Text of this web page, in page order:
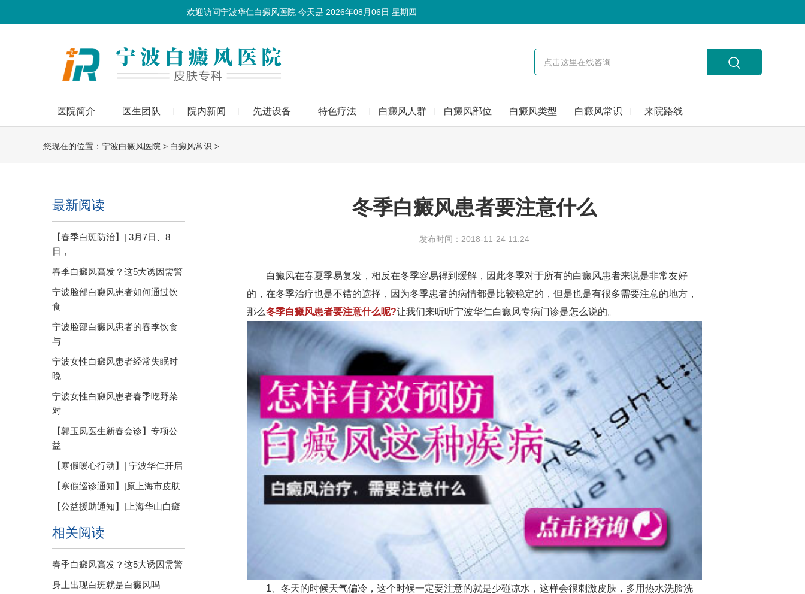
欢迎访问宁波华仁白癜风医院 今天是 2026年08月06日 星期四
医院简介 医生团队 院内新闻 先进设备 特色疗法 白癜风人群 白癜风部位 白癜风类型 白癜风常识 来院路线
您现在的位置： 宁波白癜风医院 > 白癜风常识 >
最新阅读
【春季白斑防治】| 3月7日、8
日，
春季白癜风高发？这5大诱因需警
宁波脸部白癜风患者如何通过饮
食
宁波脸部白癜风患者的春季饮食
与
宁波女性白癜风患者经常失眠时
晚
宁波女性白癜风患者春季吃野菜
对
【郭玉凤医生新春会诊】专项公
益
【寒假暖心行动】| 宁波华仁开启
【寒假巡诊通知】|原上海市皮肤
【公益援助通知】|上海华山白癜
相关阅读
春季白癜风高发？这5大诱因需警
身上出现白斑就是白癜风吗
冬季白癜风患者要注意什么
发布时间：2018-11-24 11:24
白癜风在春夏季易复发，相反在冬季容易得到缓解，因此冬季对于所有的白癜风患者来说是非常友好
的，在冬季治疗也是不错的选择，因为冬季患者的病情都是比较稳定的，但是也是有很多需要注意的地方，
那么冬季白癜风患者要注意什么呢?让我们来听听宁波华仁白癜风专病门诊是怎么说的。
1、冬天的时候天气偏冷，这个时候一定要注意的就是少碰凉水，这样会很刺激皮肤，多用热水洗脸洗